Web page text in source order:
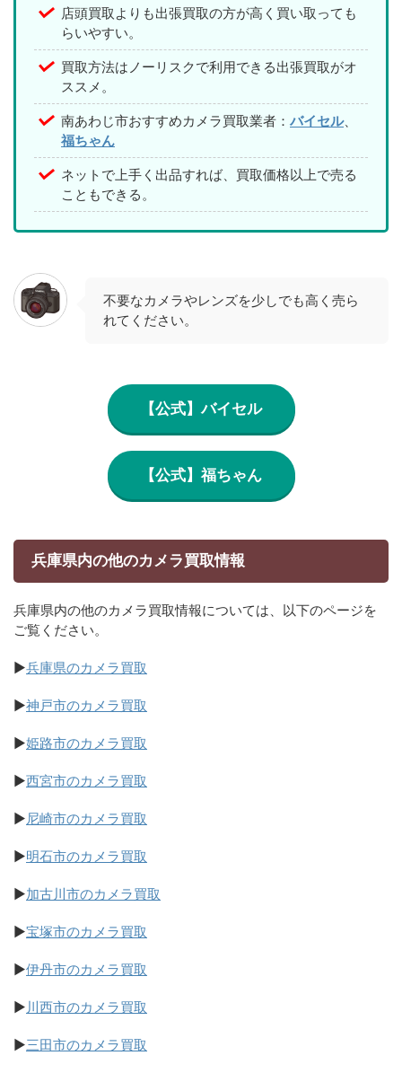
店頭買取よりも出張買取の方が高く買い取っても
らいやすい。
買取方法はノーリスクで利用できる出張買取がオ
ススメ。
南あわじ市おすすめカメラ買取業者： バイセル、
福ちゃん
ネットで上手く出品すれば、買取価格以上で売る
こともできる。
不要なカメラやレンズを少しでも高く売ら
れてください。
【公式】バイセル
【公式】福ちゃん
兵庫県内の他のカメラ買取情報
兵庫県内の他のカメラ買取情報については、以下のページを
ご覧ください。
▶兵庫県のカメラ買取
▶神戸市のカメラ買取
▶姫路市のカメラ買取
▶西宮市のカメラ買取
▶尼崎市のカメラ買取
▶明石市のカメラ買取
▶加古川市のカメラ買取
▶宝塚市のカメラ買取
▶伊丹市のカメラ買取
▶川西市のカメラ買取
▶三田市のカメラ買取